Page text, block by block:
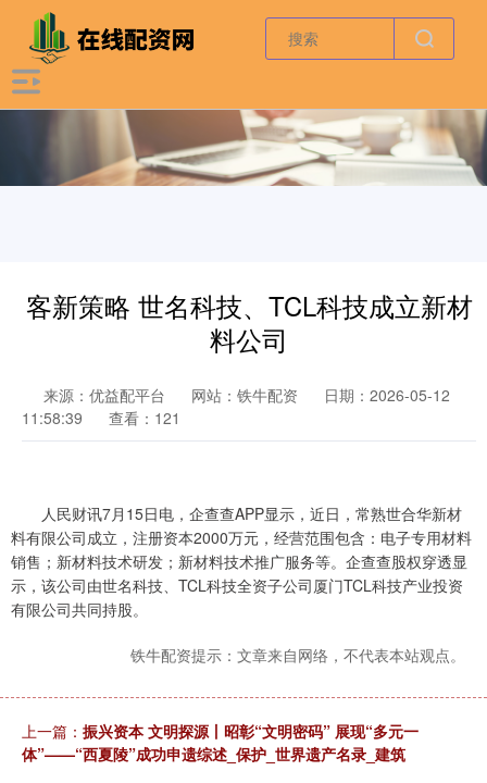
客新策略 世名科技、TCL科技成立新材
料公司
来源：优益配平台 网站：铁牛配资
日期：2026-05-12
11:58:39
查看：121
人民财讯7月15日电，企查查APP显示，近日，常熟世合华新材
料有限公司成立，注册资本2000万元，经营范围包含：电子专用材料
销售；新材料技术研发；新材料技术推广服务等。企查查股权穿透显
示，该公司由世名科技、TCL科技全资子公司厦门TCL科技产业投资
有限公司共同持股。
铁牛配资提示：文章来自网络，不代表本站观点。
上一篇： 振兴资本 文明探源丨昭彰“文明密码” 展现“多元一
体”——“西夏陵”成功申遗综述_保护_世界遗产名录_建筑